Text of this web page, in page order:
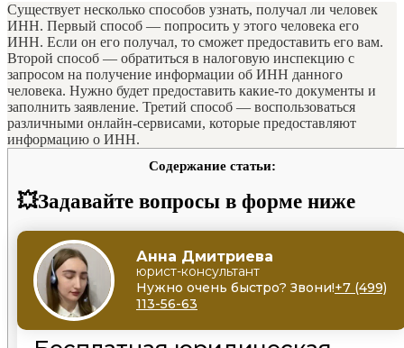
Существует несколько способов узнать, получал ли человек
ИНН. Первый способ — попросить у этого человека его
ИНН. Если он его получал, то сможет предоставить его вам.
Второй способ — обратиться в налоговую инспекцию с
запросом на получение информации об ИНН данного
человека. Нужно будет предоставить какие-то документы и
заполнить заявление. Третий способ — воспользоваться
различными онлайн-сервисами, которые предоставляют
информацию о ИНН.
Содержание статьи:
💥Задавайте вопросы в форме ниже